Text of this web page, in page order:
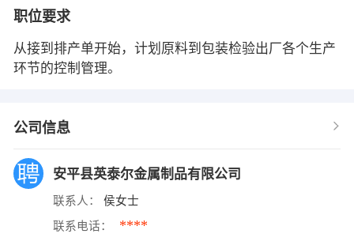
职位要求
从接到排产单开始，计划原料到包装检验出厂各个生产
环节的控制管理。
公司信息
安平县英泰尔金属制品有限公司
联系人： 侯女士
联系电话： ****